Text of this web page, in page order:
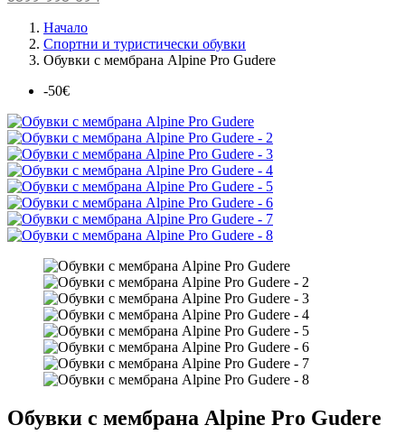
Начало
Спортни и туристически обувки
Обувки с мембрана Alpine Pro Gudere
-50€
Обувки с мембрана Alpine Pro Gudere